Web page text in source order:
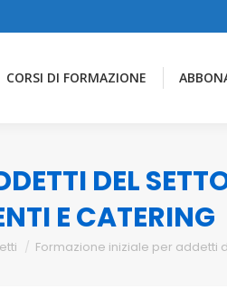
CORSI DI FORMAZIONE
DEL
E CATERING
Formazione iniziale per addetti